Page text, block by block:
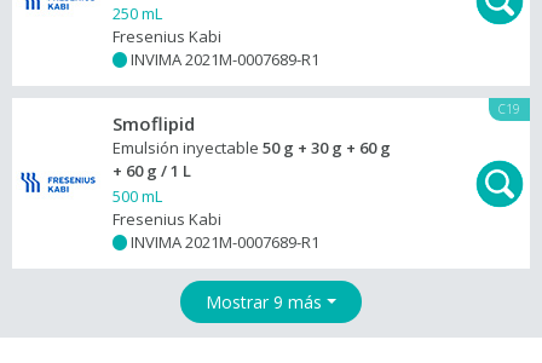
250 mL
Fresenius Kabi
INVIMA 2021M-0007689-R1
C19
Smoflipid
Emulsión inyectable 50 g + 30 g + 60 g
+ 60 g / 1 L
500 mL
Fresenius Kabi
INVIMA 2021M-0007689-R1
Mostrar 9 más